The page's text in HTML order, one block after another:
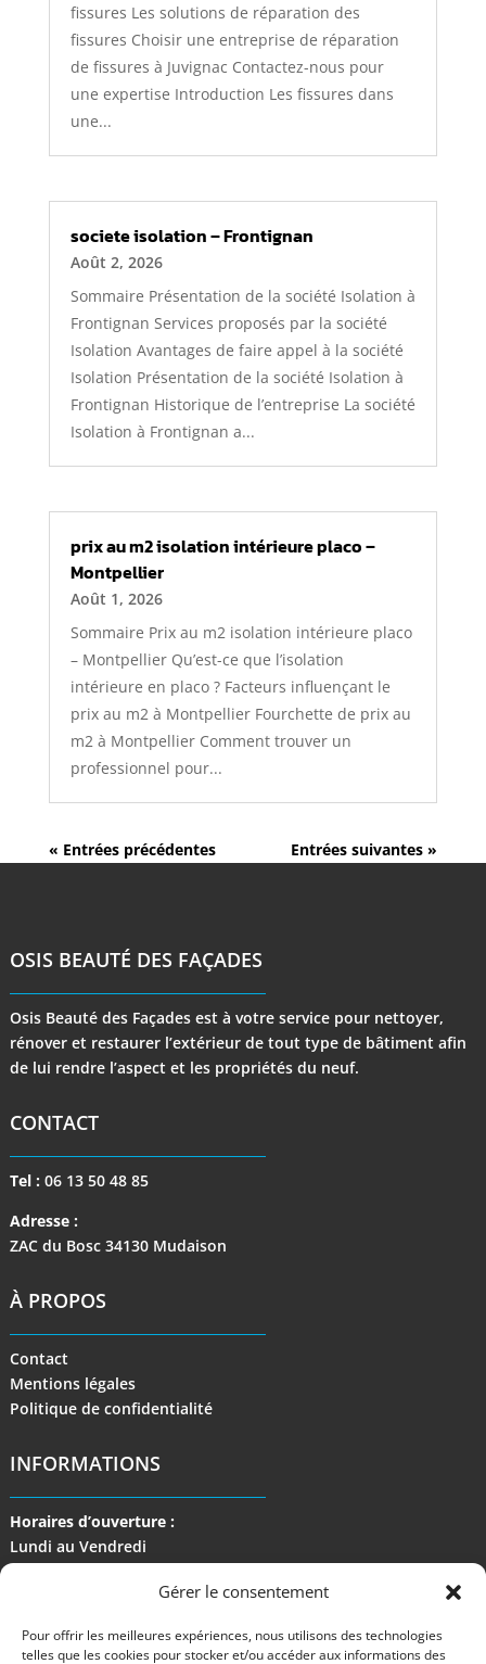
Gérer le consentement
Pour offrir les meilleures expériences, nous utilisons des technologies
telles que les cookies pour stocker et/ou accéder aux informations des
fissures Les solutions de réparation des
fissures Choisir une entreprise de réparation
de fissures à Juvignac Contactez-nous pour
une expertise Introduction Les fissures dans
une...
societe isolation – Frontignan
Août 2, 2026
Sommaire Présentation de la société Isolation à
Frontignan Services proposés par la société
Isolation Avantages de faire appel à la société
Isolation Présentation de la société Isolation à
Frontignan Historique de l’entreprise La société
Isolation à Frontignan a...
prix au m2 isolation intérieure placo –
Montpellier
Août 1, 2026
Sommaire Prix au m2 isolation intérieure placo
– Montpellier Qu’est-ce que l’isolation
intérieure en placo ? Facteurs influençant le
prix au m2 à Montpellier Fourchette de prix au
m2 à Montpellier Comment trouver un
professionnel pour...
« Entrées précédentes Entrées suivantes »
OSIS BEAUTÉ DES FAÇADES
Osis Beauté des Façades est à votre service pour nettoyer,
rénover et restaurer l’extérieur de tout type de bâtiment afin
de lui rendre l’aspect et les propriétés du neuf.
CONTACT
Tel : 06 13 50 48 85
Adresse :
ZAC du Bosc 34130 Mudaison
À PROPOS
Contact
Mentions légales
Politique de confidentialité
INFORMATIONS
Horaires d’ouverture :
Lundi au Vendredi
de 9 h à 17 h